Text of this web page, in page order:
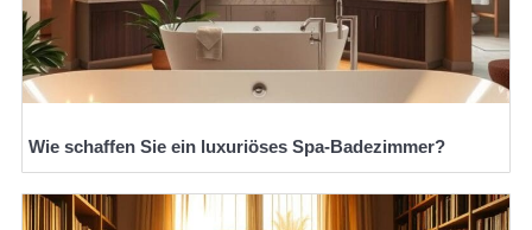
Wie schaffen Sie ein luxuriöses Spa-Badezimmer?